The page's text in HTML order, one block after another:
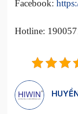
Facebook:
Hotline: